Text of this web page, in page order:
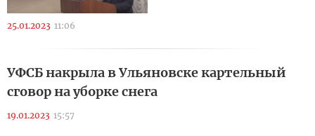
25.01.2023 11:06
УФСБ накрыла в Ульяновске картельный
сговор на уборке снега
19.01.2023 15:57